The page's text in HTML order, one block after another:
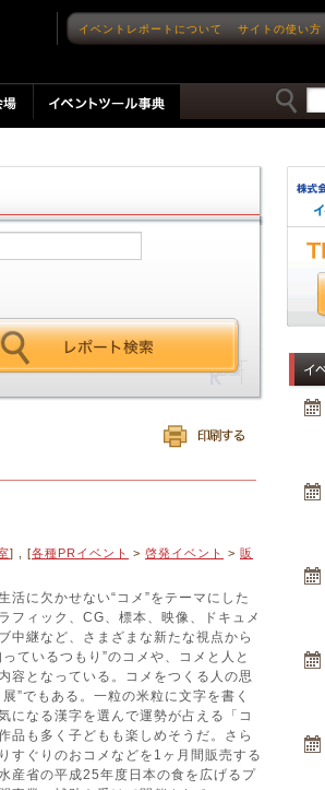
イベントレポートについて サイトの使い方
] , [各種PRイベント > 啓発イベント > 販
活に欠かせない“コメ”をテーマにした
フィック、CG、標本、映像、ドキュメ
中継など、さまざまな新たな視点から
ているつもり”のコメや、コメと人と
容となっている。コメをつくる人の思
”でもある。一粒の米粒に文字を書く
になる漢字を選んで運勢が占える「コ
品も多く子どもも楽しめそうだ。さら
すぐりのおコメなどを1ヶ月間販売する
産省の平成25年度日本の食を広げるプ